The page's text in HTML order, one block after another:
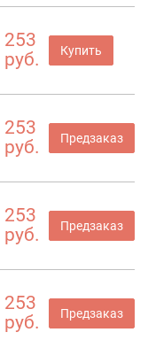
253
руб.
Купить
253
руб.
Предзаказ
253
руб.
Предзаказ
253
руб.
Предзаказ